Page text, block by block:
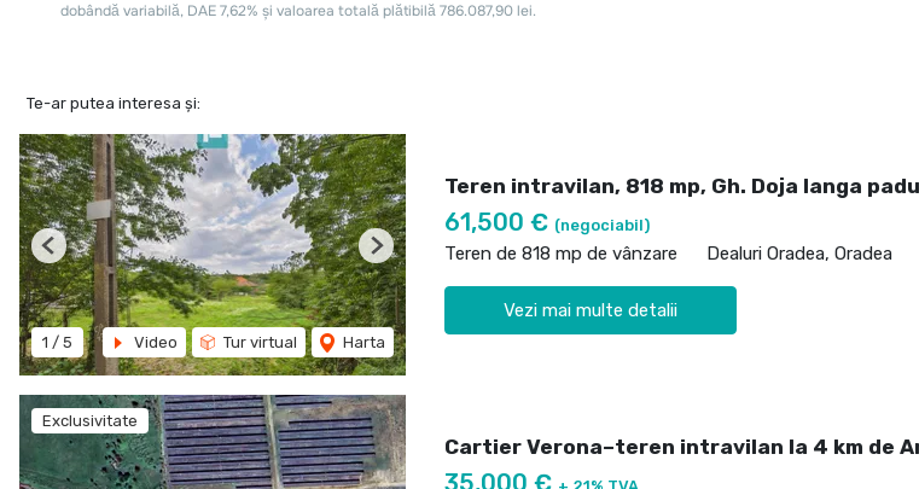
Te-ar putea interesa și:
1 / 5 Video Tur virtual Harta
Previous Next
Teren intravilan, 818 mp, Gh. Doja langa
61,500 € (negociabil)
Teren de 818 mp de vânzare Dealuri Oradea, Oradea
Vezi mai multe detalii
Exclusivitate
Cartier Verona–teren intravilan la 4 km de
35,000 €